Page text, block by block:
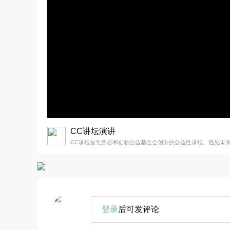
CC讲坛演讲
CC讲坛是北京君和创新公益基金会创办的公益性讲坛。遇见未
登录后可发评论